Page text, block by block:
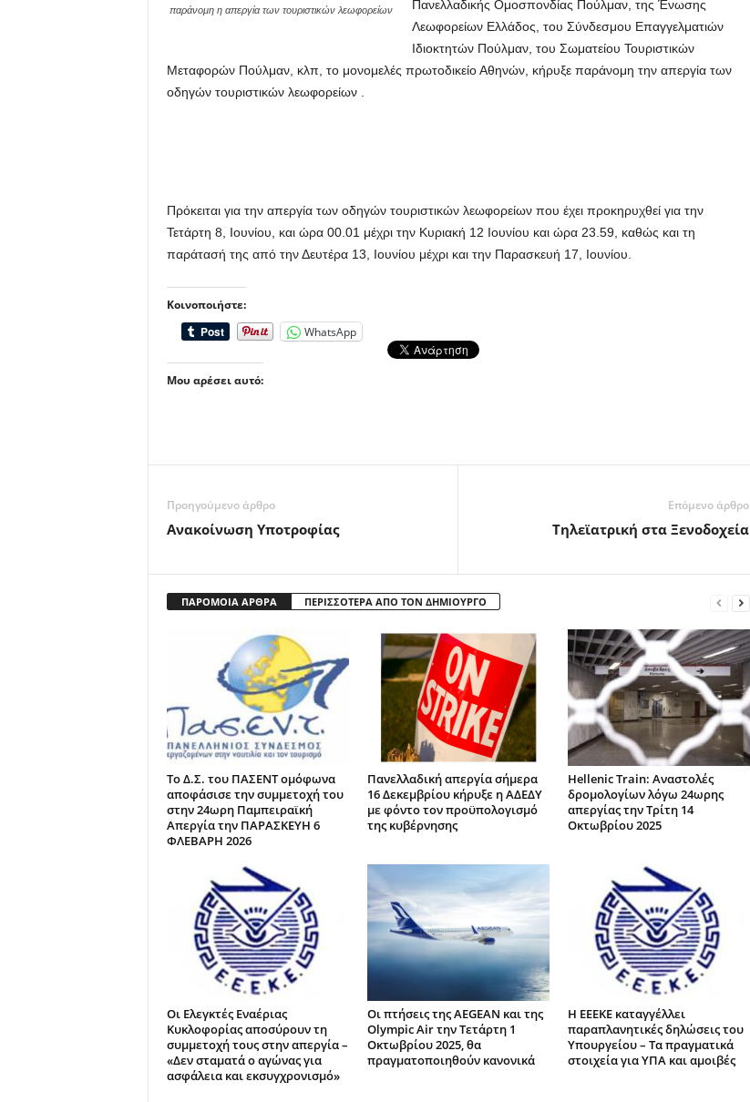
παράνομη η απεργία των τουριστικών λεωφορείων
Πανελλαδικής Ομοσπονδίας Πούλμαν, της Ένωσης
Λεωφορείων Ελλάδος, του Σύνδεσμου Επαγγελματιών
Ιδιοκτητών Πούλμαν, του Σωματείου Τουριστικών
Μεταφορών Πούλμαν, κλπ, το μονομελές πρωτοδικείο Αθηνών, κήρυξε παράνομη την απεργία των
οδηγών τουριστικών λεωφορείων .
Πρόκειται για την απεργία των οδηγών τουριστικών λεωφορείων που έχει προκηρυχθεί για την
Τετάρτη 8, Ιουνίου, και ώρα 00.01 μέχρι την Κυριακή 12 Ιουνίου και ώρα 23.59, καθώς και τη
παράτασή της από την Δευτέρα 13, Ιουνίου μέχρι και την Παρασκευή 17, Ιουνίου.
Κοινοποιήστε:
WhatsApp
Μου αρέσει αυτό:
Προηγούμενο άρθρο
Ανακοίνωση Υποτροφίας
Επόμενο άρθρο
Τηλεϊατρική στα Ξενοδοχεία
ΠΑΡΟΜΟΙΑ ΑΡΘΡΑ ΠΕΡΙΣΣΟΤΕΡΑ ΑΠΟ ΤΟΝ ΔΗΜΙΟΥΡΓΟ
Το Δ.Σ. του ΠΑΣΕΝΤ ομόφωνα
αποφάσισε την συμμετοχή του
στην 24ωρη Παμπειραϊκή
Απεργία την ΠΑΡΑΣΚΕΥΗ 6
ΦΛΕΒΑΡΗ 2026
Πανελλαδική απεργία σήμερα
16 Δεκεμβρίου κήρυξε η ΑΔΕΔΥ
με φόντο τον προϋπολογισμό
της κυβέρνησης
Hellenic Train: Αναστολές
δρομολογίων λόγω 24ωρης
απεργίας την Τρίτη 14
Οκτωβρίου 2025
Οι Ελεγκτές Εναέριας
Κυκλοφορίας αποσύρουν τη
συμμετοχή τους στην απεργία –
«Δεν σταματά ο αγώνας για
ασφάλεια και εκσυγχρονισμό»
Οι πτήσεις της AEGEAN και της
Olympic Air την Τετάρτη 1
Οκτωβρίου 2025, θα
πραγματοποιηθούν κανονικά
Η ΕΕΕΚΕ καταγγέλλει
παραπλανητικές δηλώσεις του
Υπουργείου – Τα πραγματικά
στοιχεία για ΥΠΑ και αμοιβές